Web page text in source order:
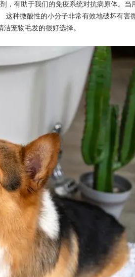
有助于我们的免疫系统对抗病原体。当
这种微酸性的小分子非常有效地破坏有害
宠物毛发的很好选择。